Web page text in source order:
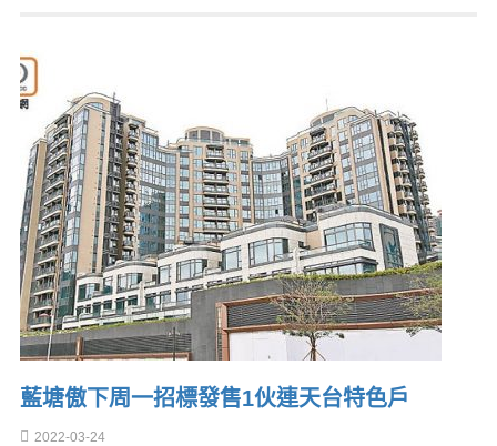
藍塘傲下周一招標發售1伙連天台特色戶
2022-03-24